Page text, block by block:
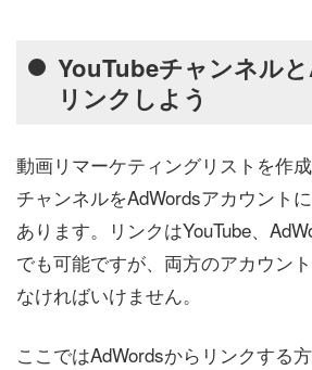
YouTubeチャンネル
リンクしよう
動画リマーケティングリストを作
チャンネルをAdWordsアカウント
あります。リンクはYouTube、
でも可能ですが、両方のアカウン
なければいけません。
ここではAdWordsからリンクする